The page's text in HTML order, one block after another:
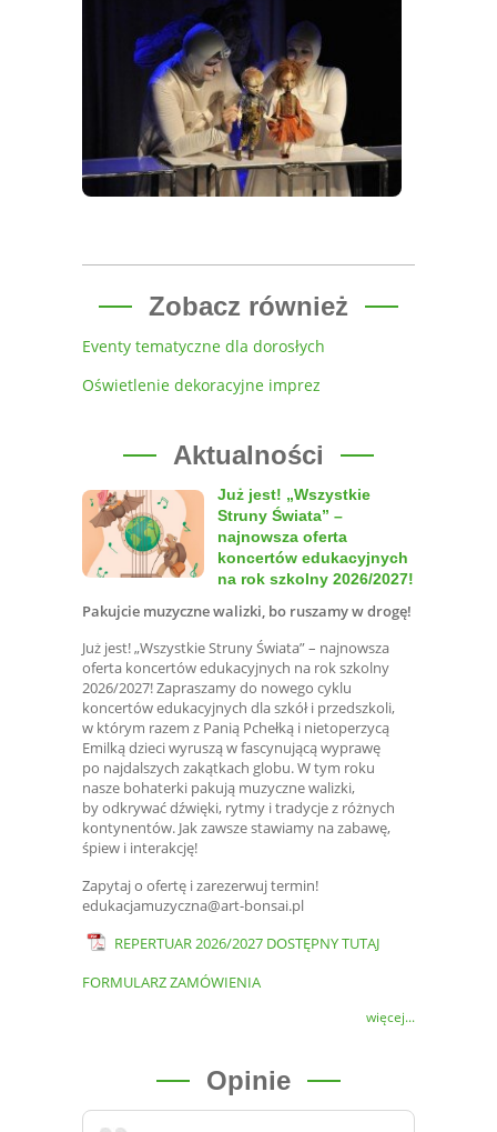
Zobacz również
Eventy tematyczne dla dorosłych
Oświetlenie dekoracyjne imprez
Aktualności
Już jest! „Wszystkie
Struny Świata” –
najnowsza oferta
koncertów edukacyjnych
na rok szkolny 2026/2027!
Pakujcie muzyczne walizki, bo ruszamy w drogę!
Już jest! „Wszystkie Struny Świata” – najnowsza
oferta koncertów edukacyjnych na rok szkolny
2026/2027! Zapraszamy do nowego cyklu
koncertów edukacyjnych dla szkół i przedszkoli,
w którym razem z Panią Pchełką i nietoperzycą
Emilką dzieci wyruszą w fascynującą wyprawę
po najdalszych zakątkach globu. W tym roku
nasze bohaterki pakują muzyczne walizki,
by odkrywać dźwięki, rytmy i tradycje z różnych
kontynentów. Jak zawsze stawiamy na zabawę,
śpiew i interakcję!
Zapytaj o ofertę i zarezerwuj termin!
edukacjamuzyczna@art-bonsai.pl
REPERTUAR 2026/2027 DOSTĘPNY TUTAJ
FORMULARZ ZAMÓWIENIA
więcej...
Opinie